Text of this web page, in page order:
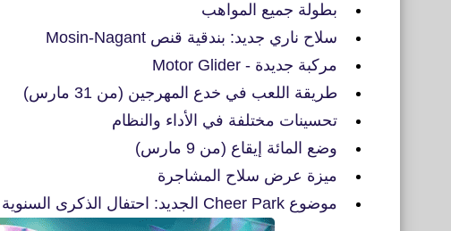
بطولة جميع المواهب
سلاح ناري جديد: بندقية قنص Mosin-Nagant
مركبة جديدة - Motor Glider
طريقة اللعب في خدع المهرجين (من 31 مارس)
تحسينات مختلفة في الأداء والنظام
وضع المائة إيقاع (من 9 مارس)
ميزة عرض سلاح المشاجرة
موضوع Cheer Park الجديد: احتفال الذكرى السنوية لمهرجان الموسيقى.